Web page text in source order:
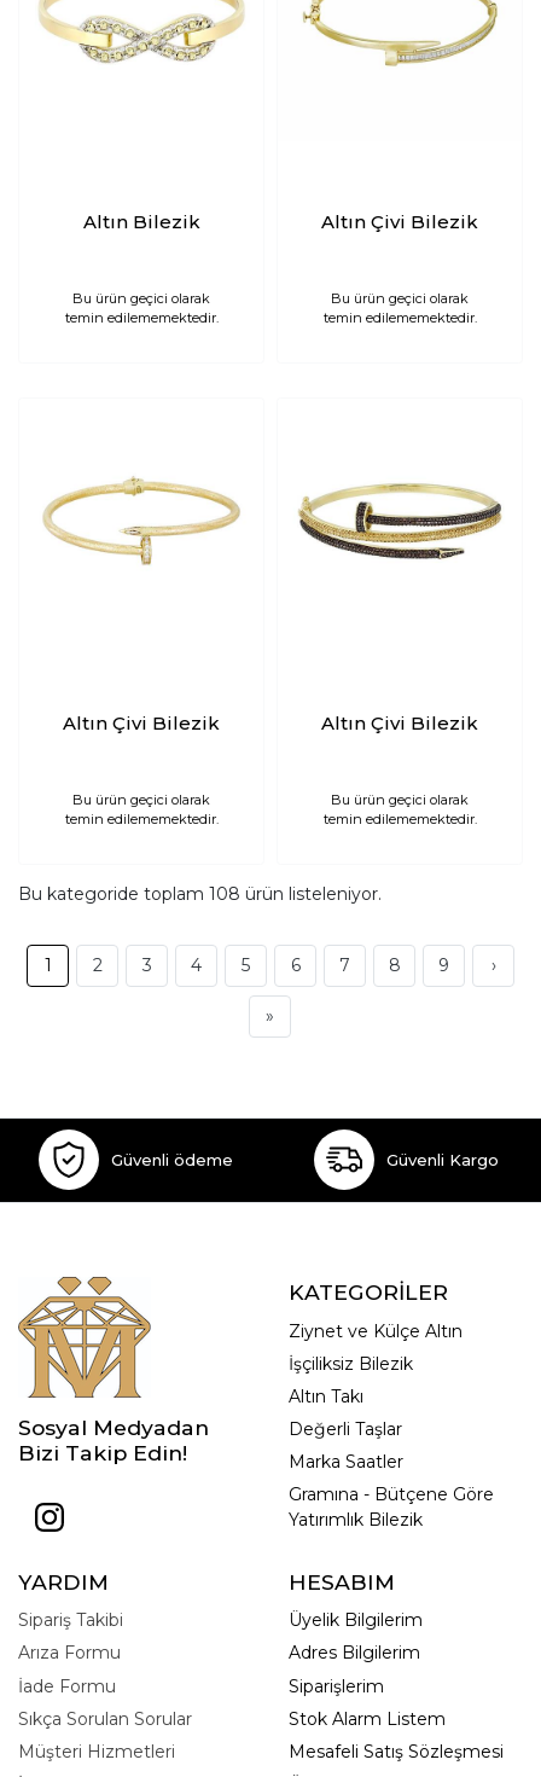
Altın Bilezik
Bu ürün geçici olarak
temin edilememektedir.
Altın Çivi Bilezik
Bu ürün geçici olarak
temin edilememektedir.
Altın Çivi Bilezik
Bu ürün geçici olarak
temin edilememektedir.
Altın Çivi Bilezik
Bu ürün geçici olarak
temin edilememektedir.
Bu kategoride toplam 108 ürün listeleniyor.
1 2 3 4 5 6 7 8 9 ›
»
Güvenli ödeme Güvenli Kargo
Sosyal Medyadan
Bizi Takip Edin!
KATEGORİLER
Ziynet ve Külçe Altın
İşçiliksiz Bilezik
Altın Takı
Değerli Taşlar
Marka Saatler
Gramına - Bütçene Göre
Yatırımlık Bilezik
YARDIM
Sipariş Takibi
Arıza Formu
İade Formu
Sıkça Sorulan Sorular
Müşteri Hizmetleri
HESABIM
Üyelik Bilgilerim
Adres Bilgilerim
Siparişlerim
Stok Alarm Listem
Mesafeli Satış Sözleşmesi